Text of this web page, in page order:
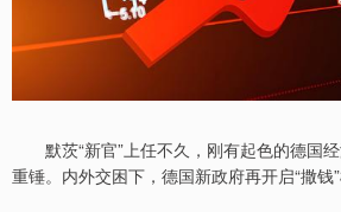
默茨“新官”上任不久，刚有起色的德国
重锤。内外交困下，德国新政府再开启“撒钱”